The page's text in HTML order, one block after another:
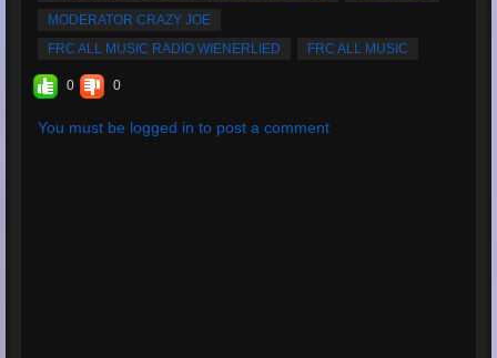
MODERATOR CRAZY JOE
FRC ALL MUSIC RADIO WIENERLIED
FRC ALL MUSIC
0 0
You must be logged in to post a comment